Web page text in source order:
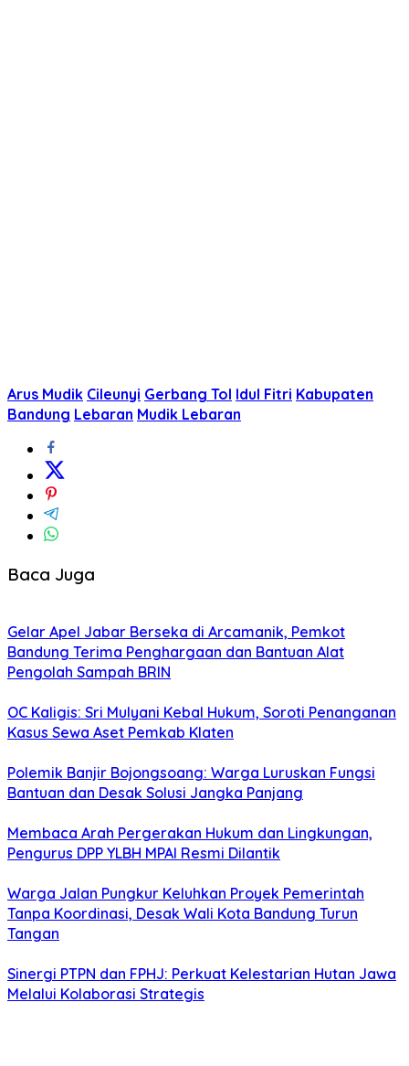
Arus Mudik Cileunyi Gerbang Tol Idul Fitri Kabupaten
Bandung Lebaran Mudik Lebaran
Baca Juga
Gelar Apel Jabar Berseka di Arcamanik, Pemkot
Bandung Terima Penghargaan dan Bantuan Alat
Pengolah Sampah BRIN
OC Kaligis: Sri Mulyani Kebal Hukum, Soroti Penanganan
Kasus Sewa Aset Pemkab Klaten
Polemik Banjir Bojongsoang: Warga Luruskan Fungsi
Bantuan dan Desak Solusi Jangka Panjang
Membaca Arah Pergerakan Hukum dan Lingkungan,
Pengurus DPP YLBH MPAI Resmi Dilantik
Warga Jalan Pungkur Keluhkan Proyek Pemerintah
Tanpa Koordinasi, Desak Wali Kota Bandung Turun
Tangan
Sinergi PTPN dan FPHJ: Perkuat Kelestarian Hutan Jawa
Melalui Kolaborasi Strategis